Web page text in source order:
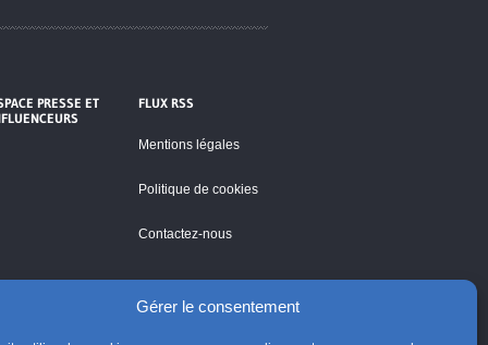
Gérer le consentement
PRESSE ET
FLUX RSS
Mentions légales
Politique de cookies
Contactez-nous